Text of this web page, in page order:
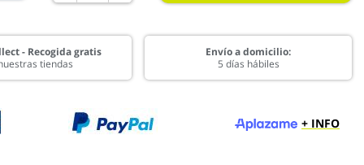
- Recogida gratis
tiendas
Envío a domicilio:
5 días hábiles
+ INFO